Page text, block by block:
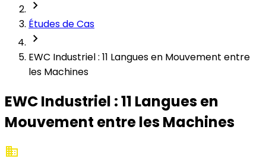
chevron_right
Études de Cas
chevron_right
EWC Industriel : 11 Langues en Mouvement entre
les Machines
EWC Industriel : 11 Langues en
Mouvement entre les Machines
business